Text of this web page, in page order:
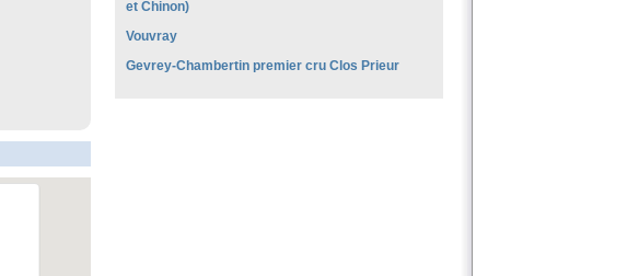
et Chinon)
Vouvray
Gevrey-Chambertin premier cru Clos Prieur